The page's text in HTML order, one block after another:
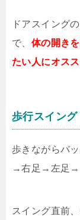
ドアスイング
で、 体の開き
たい人にオス
歩行スイング
歩きながらバ
→右足→左足→
スイング直前